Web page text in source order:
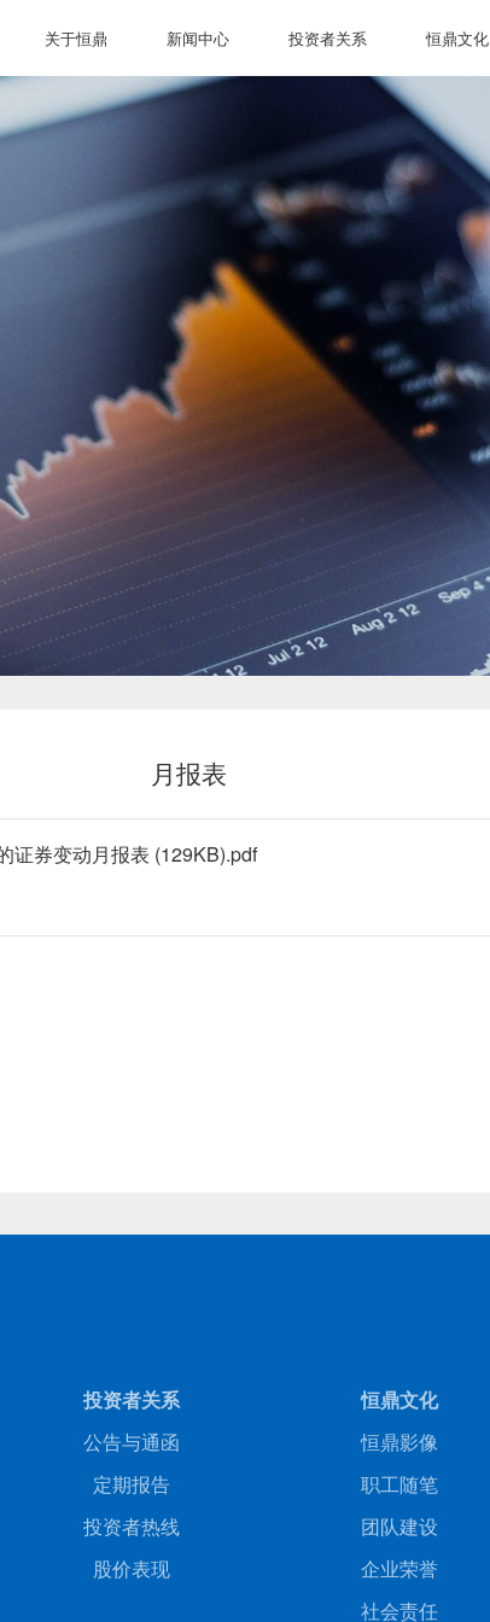
首页
关于恒鼎
新闻中心
投资者关系
商务合作
人才招聘
关于恒鼎 新闻中心 投资者关系 恒鼎文化
月报表
证券变动月报表 (129KB).pdf
投资者关系
公告与通函
定期报告
投资者热线
股价表现
恒鼎文化
恒鼎影像
职工随笔
团队建设
企业荣誉
社会责任